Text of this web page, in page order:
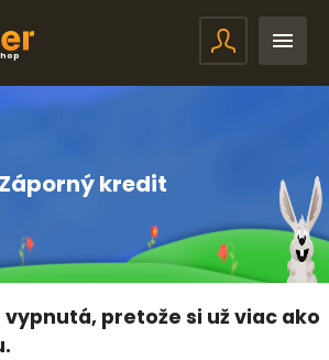
Záporný kredit
pretože si už viac ako